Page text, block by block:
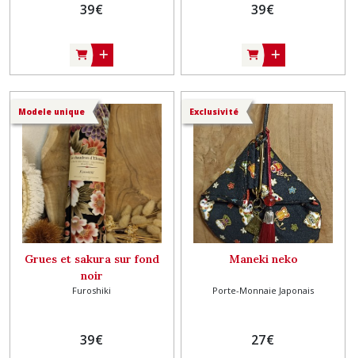
39€ 39€
Modele unique
Grues et sakura sur fond
noir
Furoshiki
39€
Exclusivité
Maneki neko
Porte-Monnaie Japonais
27€